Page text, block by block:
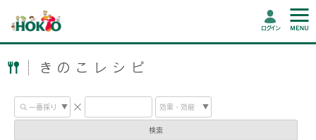
ログイン
きのこレシピ
検索